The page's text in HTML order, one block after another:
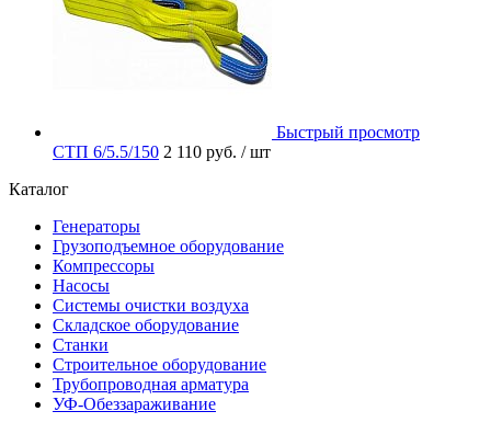
Быстрый просмотр
СТП 6/5.5/150 2 110 руб. / шт
Каталог
Генераторы
Грузоподъемное оборудование
Компрессоры
Насосы
Системы очистки воздуха
Складское оборудование
Станки
Строительное оборудование
Трубопроводная арматура
УФ-Обеззараживание